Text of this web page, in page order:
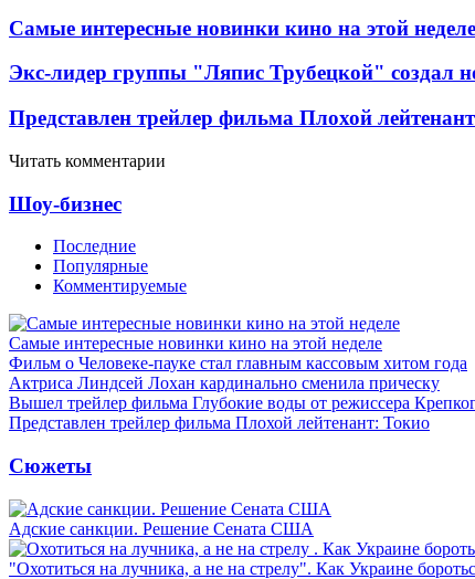
Самые интересные новинки кино на этой неделе
Экс-лидер группы "Ляпис Трубецкой" создал
Представлен трейлер фильма Плохой
Читать комментарии
Шоу-бизнес
Последние
Популярные
Комментируемые
Самые интересные новинки кино на этой неделе
Фильм о Человеке-пауке стал главным кассовым хитом года
Актриса Линдсей Лохан кардинально сменила прическу
Вышел трейлер фильма Глубокие воды от режиссера
Представлен трейлер фильма Плохой лейтенант: Токио
Сюжеты
Адские санкции. Решение Сената США
"Охотиться на лучника, а не на стрелу". Как Украине